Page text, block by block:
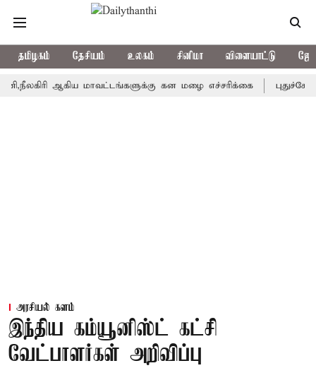
தமிழகம் தேசியம் உலகம் சினிமா விளையாட்டு
ஆகிய மாவட்டங்களுக்கு கன மழை எச்சரிக்கை புதுச்சேரி
அரசியல் களம்
இந்திய கம்யூனிஸ்ட் கட்சி
வேட்பாளர்கள் அறிவிப்பு